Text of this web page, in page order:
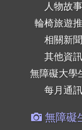
人物故事
輪椅旅遊
相關新聞
其他資訊
無障礙大學
每月通訊
無障礙